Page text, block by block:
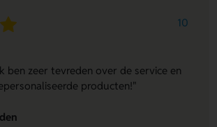
10
ben zeer tevreden over de service en
producten!"